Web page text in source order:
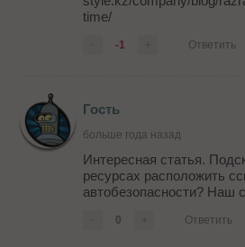
time/
-1 Ответить
Гость
больше года назад
Интересная статья.
ресурсах расположить
автобезопасности? Наш
0 Ответить